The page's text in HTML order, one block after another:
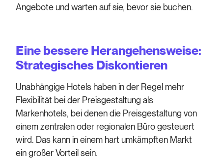
Angebote und warten auf sie, bevor sie buchen.
Eine bessere Herangehensweise:
Strategisches Diskontieren
Unabhängige Hotels haben in der Regel mehr
Flexibilität bei der Preisgestaltung als
Markenhotels, bei denen die Preisgestaltung von
einem zentralen oder regionalen Büro gesteuert
wird. Das kann in einem hart umkämpften Markt
ein großer Vorteil sein.